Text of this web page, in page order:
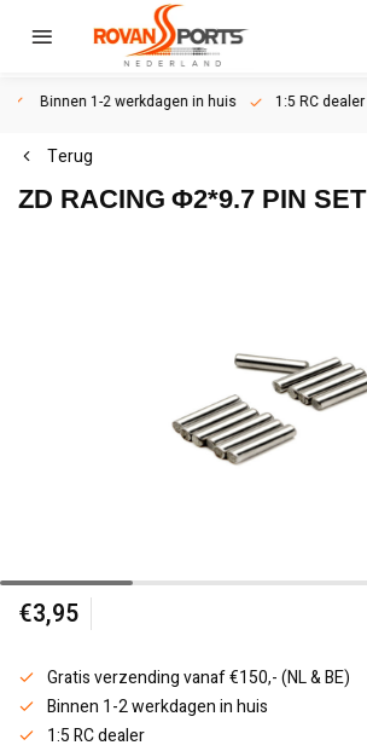
Binnen 1-2 werkdagen in huis 1:5 RC dealer
Terug
ZD RACING Φ2*9.7 PIN SET
€3,95
Gratis verzending vanaf €150,- (NL & BE)
Binnen 1-2 werkdagen in huis
1:5 RC dealer